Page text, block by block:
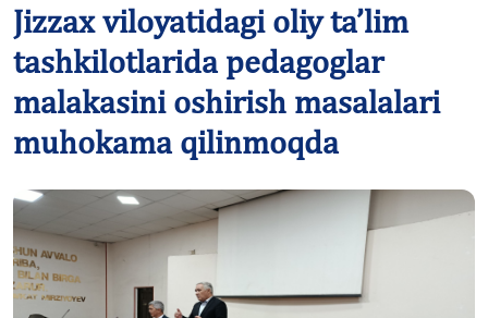
Jizzax viloyatidagi oliy ta’lim
tashkilotlarida pedagoglar
malakasini oshirish masalalari
muhokama qilinmoqda